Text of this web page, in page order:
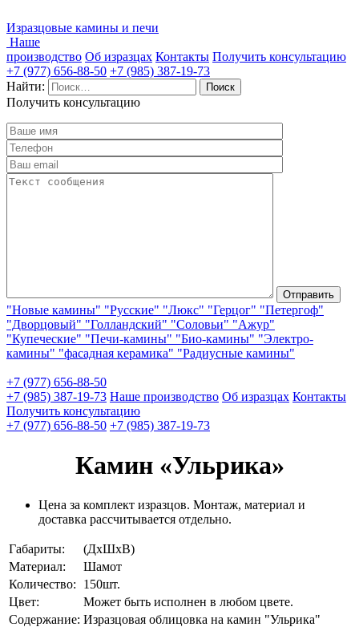
Изразцовые камины и печи
Наше
производство Об изразцах Контакты Получить консультацию
+7 (977) 656-88-50 +7 (985) 387-19-73
Найти:
Получить консультацию
"Новые камины" "Русские" "Люкс" "Герцог" "Петергоф"
"Дворцовый" "Голландский" "Соловьи" "Ажур"
"Купеческие" "Печи-камины" "Био-камины" "Электро-
камины" "фасадная керамика" "Радиусные камины"
+7 (977) 656-88-50
+7 (985) 387-19-73 Наше производство Об изразцах Контакты
Получить консультацию
+7 (977) 656-88-50 +7 (985) 387-19-73
Камин «Ульрика»
Цена за комплект изразцов. Монтаж, материал и
доставка рассчитывается отдельно.
Габариты:
(ДхШхВ)
Материал:
Шамот
Количество:
150шт.
Цвет:
Может быть исполнен в любом цвете.
Содержание: Изразцовая облицовка на камин "Ульрика"